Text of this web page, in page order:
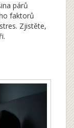
párů
faktorů
Zjistěte,